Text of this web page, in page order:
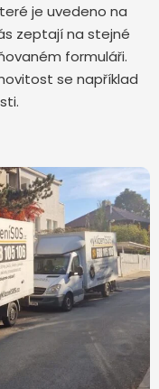
je uvedeno na
zeptají na stejné
formuláři.
se například